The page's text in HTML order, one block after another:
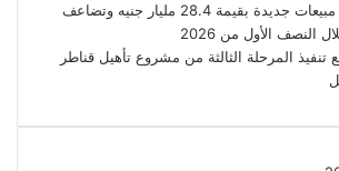
مدينة مصر تسجل مبيعات جديدة بقيمة 28.4 مليار جنيه وتضاعف
النصف الأول من 2026
تنفيذ المرحلة الثالثة من مشروع تأهيل قناطر